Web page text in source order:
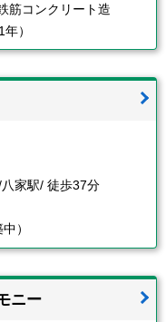
筋コンクリート造
）
家駅/ 徒歩37分
）
ニー